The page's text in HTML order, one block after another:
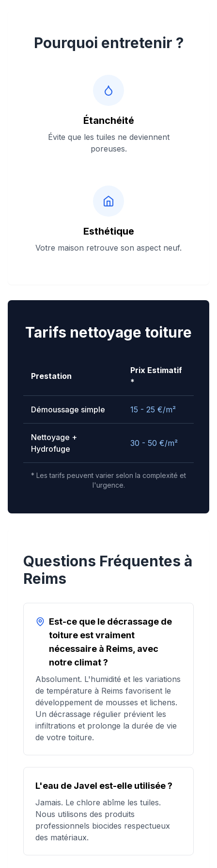
Pourquoi entretenir ?
Étanchéité
Évite que les tuiles ne deviennent
poreuses.
Esthétique
Votre maison retrouve son aspect neuf.
Tarifs nettoyage toiture
Prestation
Prix Estimatif
*
Démoussage simple 15 - 25 €/m²
Nettoyage +
Hydrofuge
30 - 50 €/m²
* Les tarifs peuvent varier selon la complexité et
l'urgence.
Questions Fréquentes à
Reims
Est-ce que le décrassage de
toiture est vraiment
nécessaire à Reims, avec
notre climat ?
Absolument. L'humidité et les variations
de température à Reims favorisent le
développement de mousses et lichens.
Un décrassage régulier prévient les
infiltrations et prolonge la durée de vie
de votre toiture.
L'eau de Javel est-elle utilisée ?
Jamais. Le chlore abîme les tuiles.
Nous utilisons des produits
professionnels biocides respectueux
des matériaux.